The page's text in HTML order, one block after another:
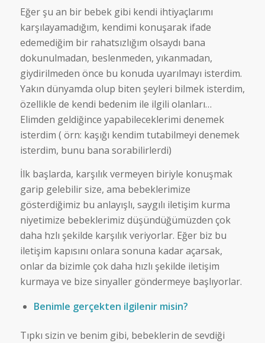
Eğer şu an bir bebek gibi kendi ihtiyaçlarımı
karşılayamadığım, kendimi konuşarak ifade
edemediğim bir rahatsızlığım olsaydı bana
dokunulmadan, beslenmeden, yıkanmadan,
giydirilmeden önce bu konuda uyarılmayı isterdim.
Yakın dünyamda olup biten şeyleri bilmek isterdim,
özellikle de kendi bedenim ile ilgili olanları…
Elimden geldiğince yapabileceklerimi denemek
isterdim ( örn: kaşığı kendim tutabilmeyi denemek
isterdim, bunu bana sorabilirlerdi)
İlk başlarda, karşılık vermeyen biriyle konuşmak
garip gelebilir size, ama bebeklerimize
gösterdiğimiz bu anlayışlı, saygılı iletişim kurma
niyetimize bebeklerimiz düşündüğümüzden çok
daha hzlı şekilde karşılık veriyorlar. Eğer biz bu
iletişim kapısını onlara sonuna kadar açarsak,
onlar da bizimle çok daha hızlı şekilde iletişim
kurmaya ve bize sinyaller göndermeye başlıyorlar.
Benimle gerçekten ilgilenir misin?
Tıpkı sizin ve benim gibi, bebeklerin de sevdiği